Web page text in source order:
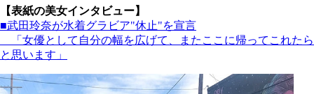
【表紙の美女インタビュー】
■武田玲奈が水着グラビア"休止"を宣言
「女優として自分の幅を広げて、またここに帰ってこれたら
と思います」